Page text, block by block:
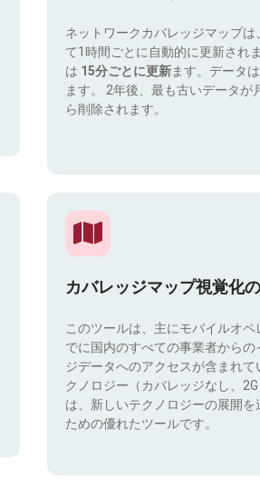
ネットワークカバレッジマップは
て1時間ごとに自動的に更新され
は 15分ごとに更新ます。データ
ます。 2年後、最も古いデータが
ら削除されます。
カバレッジマップ視覚化
このツールは、主にモバイルオ
でに国内のすべての事業者から
ジデータへのアクセスが含まれ
クノロジー（カバレッジなし、
は、新しいテクノロジーの展開
ための優れたツールです。